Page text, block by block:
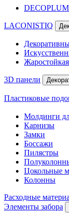
LACONISTIQ
3D панели
Пластиковые
Молдинги
Карнизы
Замки
Боссажи
Пилястры
Цокольные
Колонны
Расходные
Элементы забора